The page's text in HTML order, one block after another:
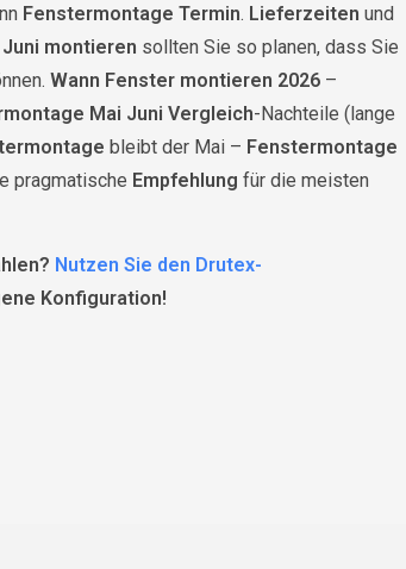
Fenstermontage Termin. Lieferzeiten und
montieren sollten Sie so planen, dass Sie
Wann Fenster montieren 2026 –
Mai Juni Vergleich-Nachteile (lange
bleibt der Mai – Fenstermontage
pragmatische Empfehlung für die meisten
Nutzen Sie den Drutex-
Konfiguration!